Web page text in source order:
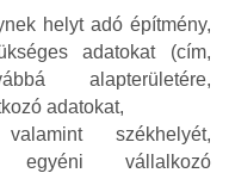
helyt adó építmény,
adatokat (cím,
alapterületére,
adatokat,
székhelyét,
egyéni vállalkozó